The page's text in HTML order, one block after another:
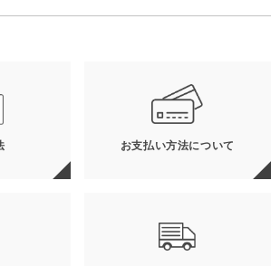
お支払い方法について